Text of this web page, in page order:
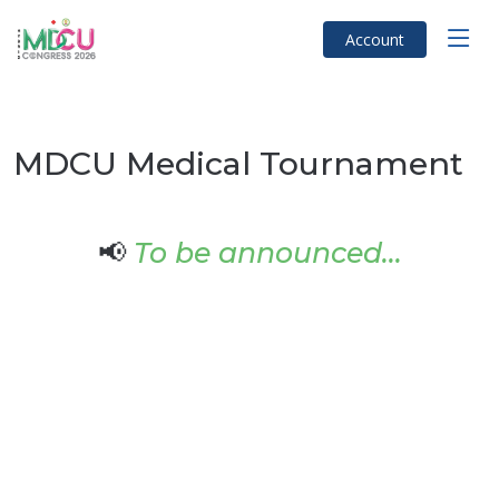
Account
MDCU Medical Tournament
📢 To be announced...